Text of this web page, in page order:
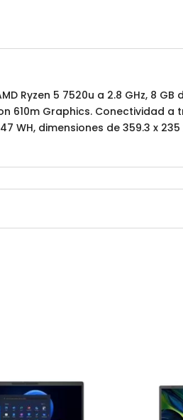
Ryzen 5 7520u a 2.8 GHz, 8
610m Graphics. Conectividad
WH, dimensiones de 359.3 x